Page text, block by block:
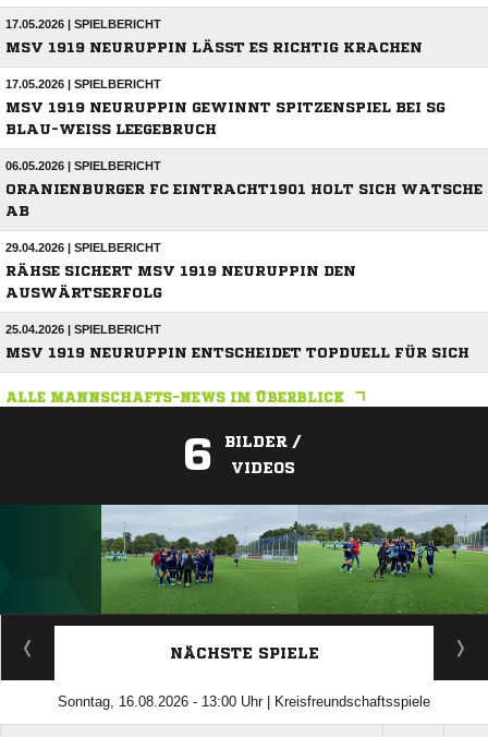
17.05.2026 | SPIELBERICHT
MSV 1919 NEURUPPIN LÄSST ES RICHTIG KRACHEN
17.05.2026 | SPIELBERICHT
MSV 1919 NEURUPPIN GEWINNT SPITZENSPIEL BEI SG
BLAU-WEISS LEEGEBRUCH
06.05.2026 | SPIELBERICHT
ORANIENBURGER FC EINTRACHT1901 HOLT SICH WATSCHE
AB
29.04.2026 | SPIELBERICHT
RÄHSE SICHERT MSV 1919 NEURUPPIN DEN
AUSWÄRTSERFOLG
25.04.2026 | SPIELBERICHT
MSV 1919 NEURUPPIN ENTSCHEIDET TOPDUELL FÜR SICH
ALLE MANNSCHAFTS-NEWS IM ÜBERBLICK
6
BILDER /
VIDEOS
ANZEIGE
NÄCHSTE SPIELE
Sonntag, 16.08.2026 - 13:00 Uhr | Kreisfreundschaftsspiele